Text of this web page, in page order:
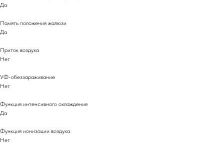
Да
Память положения жалюзи
Да
Приток воздуха
Нет
УФ-обеззараживание
Нет
Функция интенсивного охлаждения
Да
Функция ионизации воздуха
Нет